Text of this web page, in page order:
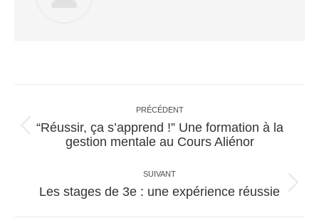
article PRÉCÉDENT
Article
précédent
“Réussir, ça s’apprend !” Une formation à la
gestion mentale au Cours Aliénor
SUIVANT
Article
Les stages de 3e : une expérience réussie